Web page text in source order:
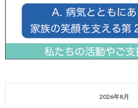
2026年8月